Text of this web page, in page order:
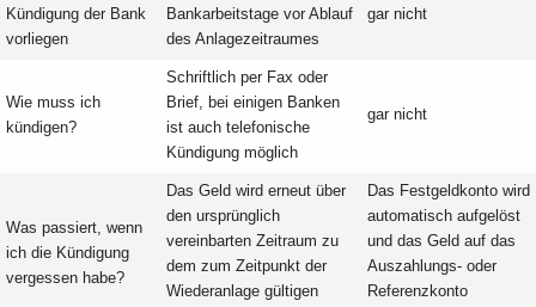
Kündigung der Bank
vorliegen
Bankarbeitstage vor Ablauf
des Anlagezeitraumes
gar nicht
Wie muss ich
kündigen?
Schriftlich per Fax oder
Brief, bei einigen Banken
ist auch telefonische
Kündigung möglich
gar nicht
Was passiert, wenn
ich die Kündigung
vergessen habe?
Das Geld wird erneut über
den ursprünglich
vereinbarten Zeitraum zu
dem zum Zeitpunkt der
Wiederanlage gültigen
Das Festgeldkonto wird
automatisch aufgelöst
und das Geld auf das
Auszahlungs- oder
Referenzkonto